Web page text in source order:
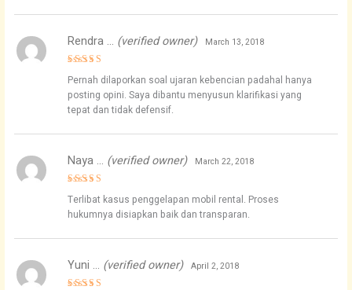
out of 5
Rendra … (verified owner) March 13, 2018
Pernah dilaporkan soal ujaran kebencian padahal hanya
posting opini. Saya dibantu menyusun klarifikasi yang
tepat dan tidak defensif.
out of 5
Naya … (verified owner) March 22, 2018
Terlibat kasus penggelapan mobil rental. Proses
hukumnya disiapkan baik dan transparan.
Yuni … (verified owner) April 2, 2018